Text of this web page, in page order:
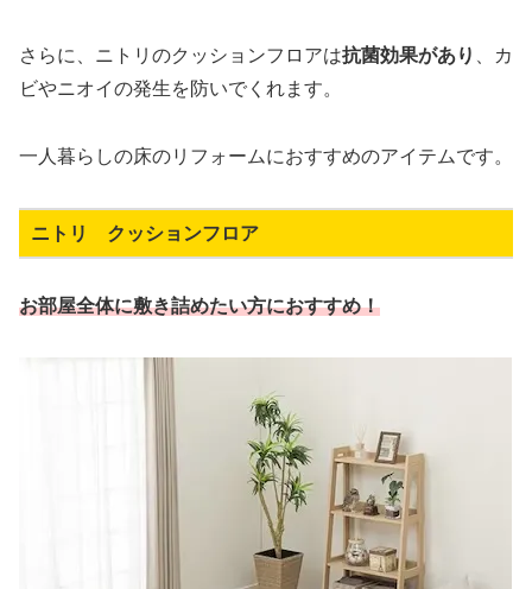
さらに、ニトリのクッションフロアは抗菌効果があり 、カ
ビやニオイの発生を防いでくれます。
一人暮らしの床のリフォームにおすすめのアイテムです。
ニトリ クッションフロア
お部屋全体に敷き詰めたい方におすすめ！